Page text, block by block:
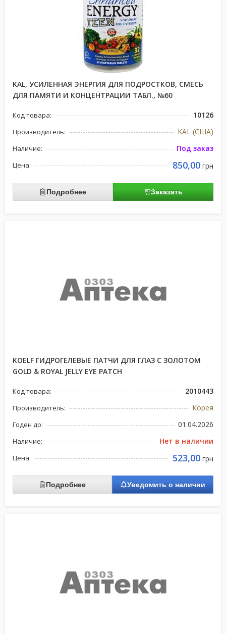
KAL, УСИЛЕННАЯ ЭНЕРГИЯ ДЛЯ ПОДРОСТКОВ, СМЕСЬ
ДЛЯ ПАМЯТИ И КОНЦЕНТРАЦИИ ТАБЛ., №60
Код товара: 10126
Производитель: KAL (США)
Наличие: Под заказ
Цена: 850,00 грн
Подробнее Заказать
KOELF ГИДРОГЕЛЕВЫЕ ПАТЧИ ДЛЯ ГЛАЗ С ЗОЛОТОМ
GOLD & ROYAL JELLY EYE PATCH
Код товара: 2010443
Производитель: Корея
Годен до: 01.04.2026
Наличие: Нет в наличии
Цена: 523,00 грн
Подробнее Уведомить о наличии